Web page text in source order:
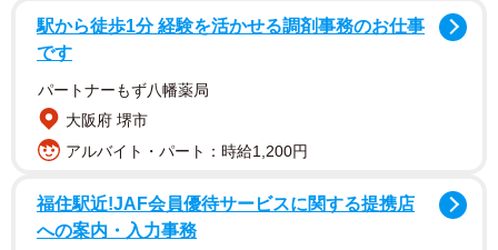
内定をもらったのは…まったく正反対な2社
関東在住のAさん（20代・文系）は、全国的に知られる中
堅私立大学に通う学生です。就職を意識し始めたのは、サ
駅から徒歩1分 経験を活かせる調剤事務のお仕事
です
パートナーもず八幡薬局
大阪府 堺市
アルバイト・パート：時給1,200円
福住駅近!JAF会員優待サービスに関する提携店
への案内・入力事務